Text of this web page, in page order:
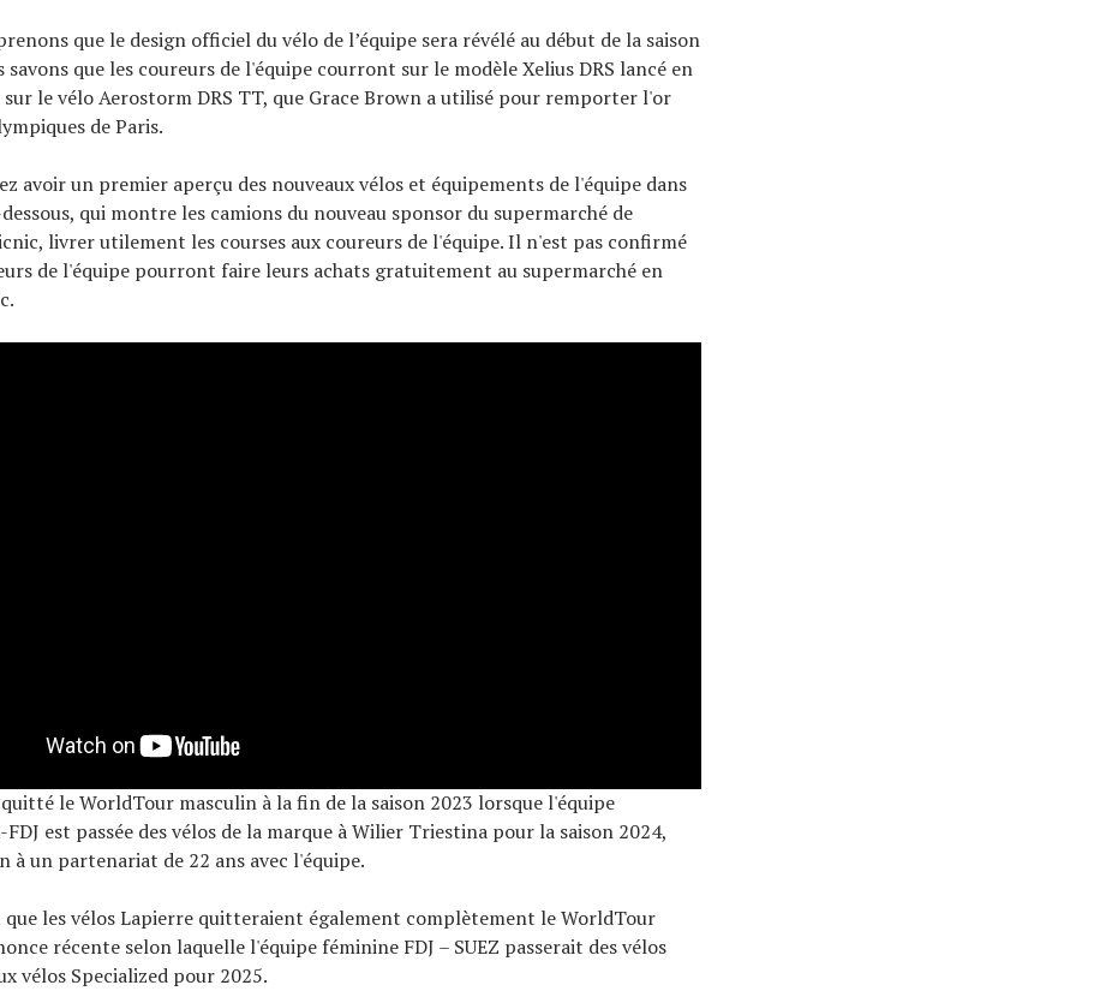
que le design officiel du vélo de l’équipe sera révélé au début de la saison
savons que les coureurs de l'équipe courront sur le modèle Xelius DRS lancé en
le vélo Aerostorm DRS TT, que Grace Brown a utilisé pour remporter l'or
de Paris.
avoir un premier aperçu des nouveaux vélos et équipements de l'équipe dans
qui montre les camions du nouveau sponsor du supermarché de
livrer utilement les courses aux coureurs de l'équipe. Il n'est pas confirmé
de l'équipe pourront faire leurs achats gratuitement au supermarché en
le WorldTour masculin à la fin de la saison 2023 lorsque l'équipe
est passée des vélos de la marque à Wilier Triestina pour la saison 2024,
à un partenariat de 22 ans avec l'équipe.
les vélos Lapierre quitteraient également complètement le WorldTour
récente selon laquelle l'équipe féminine FDJ – SUEZ passerait des vélos
vélos Specialized pour 2025.